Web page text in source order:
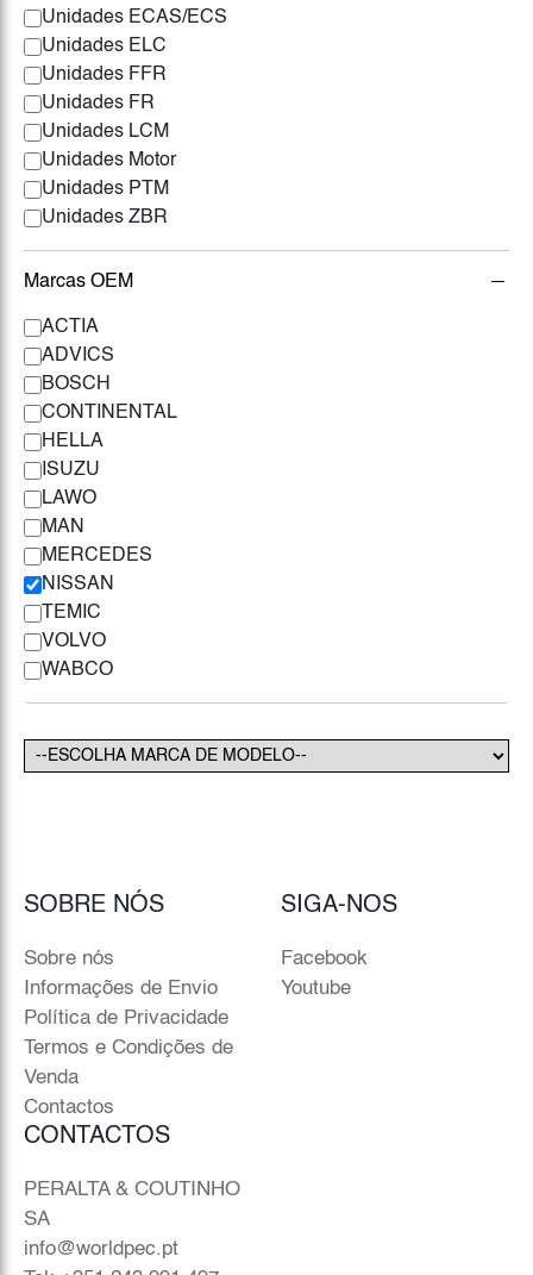
Unidades ECAS/ECS
Unidades ELC
Unidades FFR
Unidades FR
Unidades LCM
Unidades Motor
Unidades PTM
Unidades ZBR
Marcas OEM
ACTIA
ADVICS
BOSCH
CONTINENTAL
HELLA
ISUZU
LAWO
MAN
MERCEDES
NISSAN
TEMIC
VOLVO
WABCO
SOBRE NÓS
Sobre nós
Informações de Envio
Política de Privacidade
Termos e Condições de
Venda
Contactos
SIGA-NOS
Facebook
Youtube
CONTACTOS
PERALTA & COUTINHO
SA
info@worldpec.pt